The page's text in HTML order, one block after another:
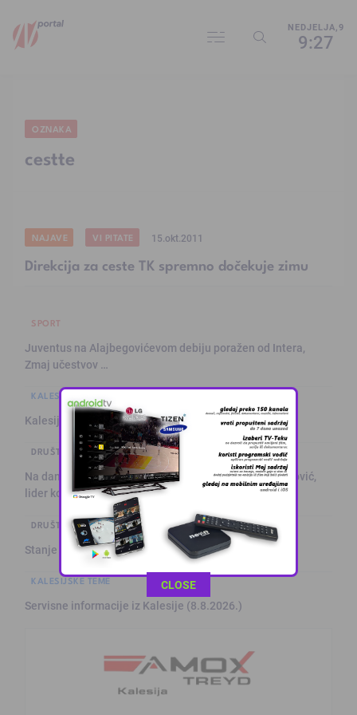
NEDJELJA,9
9:27
OZNAKA
cestte
NAJAVE VI PITATE 15.okt.2011
Direkcija za ceste TK spremno dočekuje zimu
SPORT
Juventus na Alajbegovićevom debiju poražen od Intera,
Zmaj učestvov …
KALESIJSKE TEME
Kalesija: Kuća za odmor sa grijanim bazenom
DRUŠTVO I POLITIKA
Na današnji dan prije 101. godine rođen Alija Izetbegović,
lider ko …
DRUŠTVO I POLITIKA
Stanje na putevima
KALESIJSKE TEME
Servisne informacije iz Kalesije (8.8.2026.)
This popup will close in:
CLOSE